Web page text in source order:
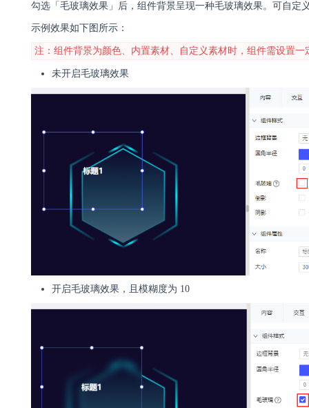
勾选「毛玻璃效果」后，组件背景呈现一种毛玻璃效果。可自定
示例效果如下图所示：
注：组件背景为颜色、内置素材、自定义素材时，组件需设置
未开启毛玻璃效果
开启毛玻璃效果，且模糊度为 10